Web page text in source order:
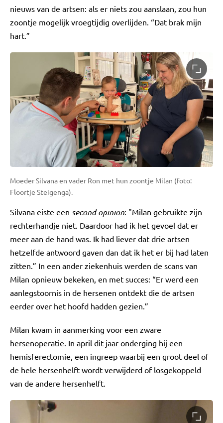
nieuws van de artsen: als er niets zou aanslaan, zou hun
zoontje mogelijk vroegtijdig overlijden. “Dat brak mijn
hart.”
Moeder Silvana en vader Ron met hun zoontje Milan (foto:
Floortje Steigenga).
Silvana eiste een second opinion: "Milan gebruikte zijn
rechterhandje niet. Daardoor had ik het gevoel dat er
meer aan de hand was. Ik had liever dat drie artsen
hetzelfde antwoord gaven dan dat ik het er bij had laten
zitten.” In een ander ziekenhuis werden de scans van
Milan opnieuw bekeken, en met succes: “Er werd een
aanlegstoornis in de hersenen ontdekt die de artsen
eerder over het hoofd hadden gezien.”
Milan kwam in aanmerking voor een zware
hersenoperatie. In april dit jaar onderging hij een
hemisferectomie, een ingreep waarbij een groot deel of
de hele hersenhelft wordt verwijderd of losgekoppeld
van de andere hersenhelft.